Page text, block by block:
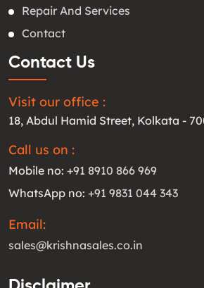
Repair And Services
Contact
Contact Us
Visit our office :
18, Abdul Hamid Street, Kolkata -
Call us on :
Mobile no: +91 8910 866 969
WhatsApp no: +91 9831 044 343
Email:
sales@krishnasales.co.in